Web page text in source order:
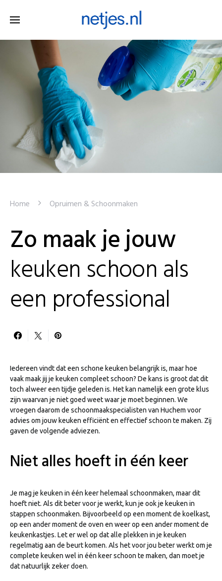
Home Opruimen & Schoonmaken
Zo maak je jouw
keuken schoon als
een professional
Iedereen vindt dat een schone keuken belangrijk is, maar hoe
vaak maak jij je keuken compleet schoon? De kans is groot dat dit
toch alweer een tijdje geleden is. Het kan namelijk een grote klus
zijn waarvan je niet goed weet waar je moet beginnen. We
vroegen daarom de schoonmaakspecialisten van Huchem voor
advies om jouw keuken efficiënt en effectief schoon te maken. Zij
gaven de volgende adviezen.
Niet alles hoeft in één keer
Je mag je keuken in één keer helemaal schoonmaken, maar dit
hoeft niet. Als dit beter voor je werkt, kun je ook je keuken in
stappen schoonmaken. Bijvoorbeeld op een moment de koelkast,
op een ander moment de oven en weer op een ander moment de
keukenkastjes. Let er wel op dat alle plekken in je keuken
regelmatig aan de beurt komen. Als het voor jou beter werkt om je
complete keuken wel in één keer schoon te maken, dan moet je
dat natuurlijk zeker doen.